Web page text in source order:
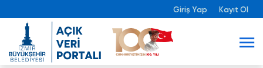
Giriş Yap Kayıt Ol